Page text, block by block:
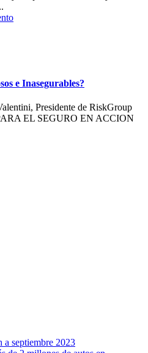
e Inasegurables?
Presidente de RiskGroup
EL SEGURO EN ACCION
a septiembre 2023